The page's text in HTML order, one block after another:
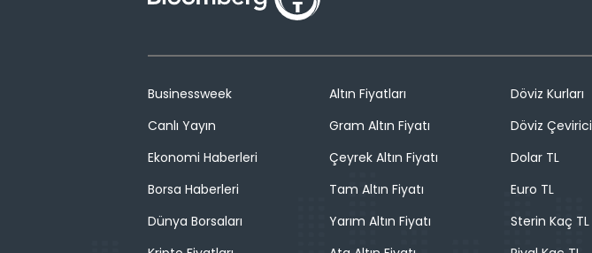
Businessweek
Canlı Yayın
Ekonomi Haberleri
Borsa Haberleri
Dünya Borsaları
Altın Fiyatları
Gram Altın Fiyatı
Çeyrek Altın Fiyatı
Tam Altın Fiyatı
Yarım Altın Fiyatı
Döviz Kurları
Döviz Çevirici
Dolar TL
Euro TL
Sterin Kaç TL